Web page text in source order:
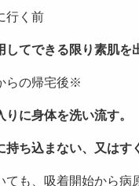
行く前
てできる限り素肌を
らの帰宅後※
に身体を洗い流す。
込まない、又はす
も、吸着開始から病